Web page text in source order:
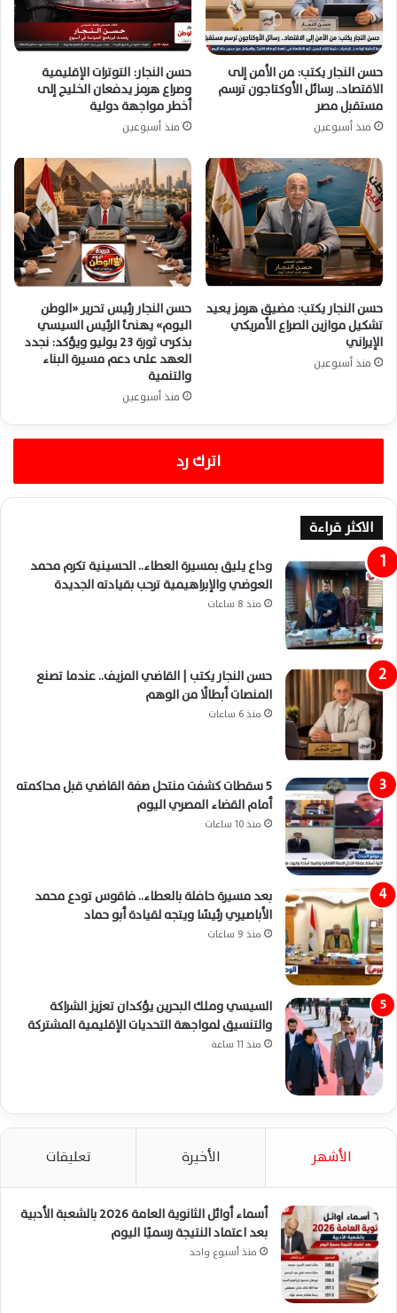
حسن النجار يكتب: من الأمن إلى
الاقتصاد.. رسائل الأوكتاجون ترسم
مستقبل مصر
منذ أسبوعين
حسن النجار: التوترات الإقليمية
وصراع هرمز يدفعان الخليج إلى
أخطر مواجهة دولية
منذ أسبوعين
حسن النجار يكتب: مضيق هرمز يعيد
تشكيل موازين الصراع الأمريكي
الإيراني
منذ أسبوعين
حسن النجار رئيس تحرير «الوطن
اليوم» يهنئ الرئيس السيسي
بذكرى ثورة 23 يوليو ويؤكد: نجدد
العهد على دعم مسيرة البناء
والتنمية
منذ أسبوعين
اترك رد
الاكثر قراءة
وداع يليق بمسيرة العطاء.. الحسينية تكرم محمد
العوضي والإبراهيمية ترحب بقيادته الجديدة
منذ 8 ساعات
حسن النجار يكتب | القاضي المزيف.. عندما تصنع
المنصات أبطالًا من الوهم
منذ 6 ساعات
5 سقطات كشفت منتحل صفة القاضي قبل محاكمته
أمام القضاء المصري اليوم
منذ 10 ساعات
بعد مسيرة حافلة بالعطاء.. فاقوس تودع محمد
الأباصيري رئيسًا ويتجه لقيادة أبو حماد
منذ 9 ساعات
السيسي وملك البحرين يؤكدان تعزيز الشراكة
والتنسيق لمواجهة التحديات الإقليمية المشتركة
منذ 11 ساعة
الأشهر الأخيرة تعليقات
أسماء أوائل الثانوية العامة 2026 بالشعبة الأدبية
بعد اعتماد النتيجة رسميًا اليوم
منذ أسبوع واحد